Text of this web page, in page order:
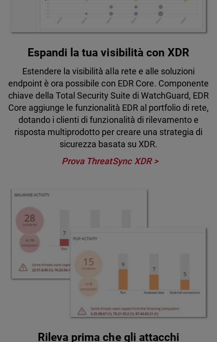
Espandi la tua visibilità con XDR
Estendere la visibilità alla rete e alle soluzioni
endpoint è ora possibile con EDR Core. Componente
chiave della Total Security Suite di WatchGuard, EDR
Core aggiunge le funzionalità EDR al portfolio di rete,
dotando i clienti di funzionalità di rilevamento e
risposta multiprodotto per creare una strategia di
sicurezza basata su XDR.
Prova ThreatSync XDR
Rileva prima che gli attacchi